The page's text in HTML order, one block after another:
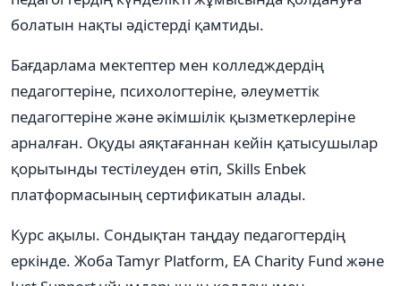
болатын нақты әдістерді қамтиды.
Бағдарлама мектептер мен колледждердің
педагогтеріне, психологтеріне, әлеуметтік
педагогтеріне және әкімшілік қызметкерлеріне
арналған. Оқуды аяқтағаннан кейін қатысушылар
қорытынды тестілеуден өтіп, Skills Enbek
платформасының сертификатын алады.
Курс ақылы. Сондықтан таңдау педагогтердің
еркінде. Жоба Tamyr Platform, EA Charity Fund және